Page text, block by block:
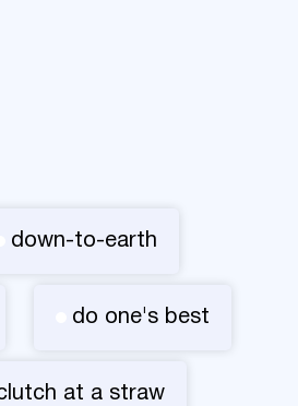
down-to-earth
do one's best
at a straw